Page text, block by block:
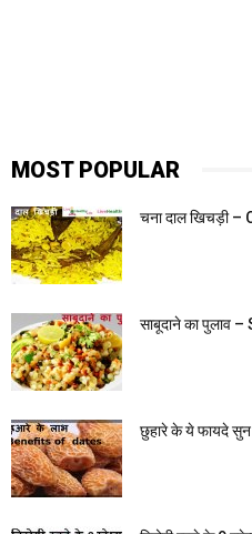
MOST POPULAR
चना दाल खिचड़ी
साबूदाने का
छुहारे के ये फायदे